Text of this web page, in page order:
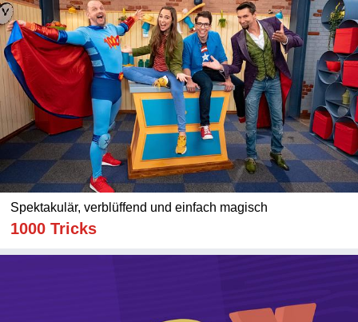
Spektakulär, verblüffend und einfach magisch
1000 Tricks